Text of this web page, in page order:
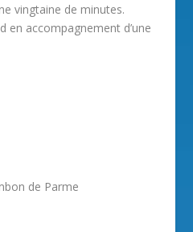
vingtaine de minutes.
en accompagnement d’une
de Parme